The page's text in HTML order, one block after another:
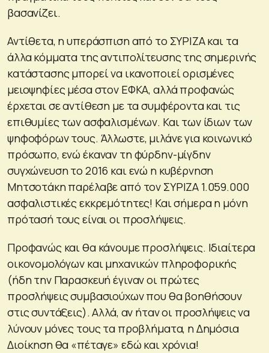
βασανίζει.
Αντίθετα, η υπεράσπιση από το ΣΥΡΙΖΑ και τα
άλλα κόμματα της αντιπολίτευσης της σημερινής
κατάστασης μπορεί να ικανοποιεί ορισμένες
μειοψηφίες μέσα στον ΕΦΚΑ, αλλά προφανώς
έρχεται σε αντίθεση με τα συμφέροντα και τις
επιθυμίες των ασφαλισμένων. Και των ίδιων των
ψηφοφόρων τους. Άλλωστε, μιλάνε για κοινωνικό
πρόσωπο, ενώ έκαναν τη φύρδην-μίγδην
συγχώνευση το 2016 και ενώ η κυβέρνηση
Μητσοτάκη παρέλαβε από τον ΣΥΡΙΖΑ 1.059.000
ασφαλιστικές εκκρεμότητες! Και σήμερα η μόνη
πρότασή τους είναι οι προσλήψεις.
Προφανώς και θα κάνουμε προσλήψεις. Ιδιαίτερα
οικονομολόγων και μηχανικών πληροφορικής
(ήδη την Παρασκευή έγιναν οι πρώτες
προσλήψεις συμβασιούχων που θα βοηθήσουν
στις συντάξεις). Αλλά, αν ήταν οι προσλήψεις να
λύνουν μόνες τους τα προβλήματα, η Δημόσια
Διοίκηση θα «πέταγε» εδώ και χρόνια!